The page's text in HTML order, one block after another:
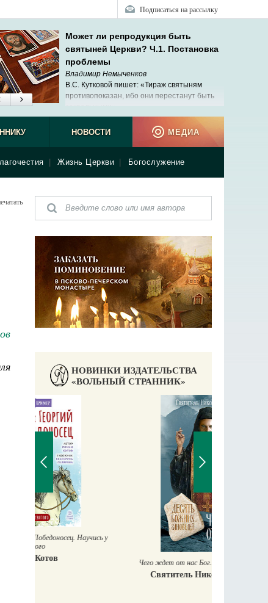
Подписаться на рассылку
Может ли репродукция быть
святыней Церкви? Ч.1. Постановка
проблемы
Владимир Немыченков
В.С. Кутковой пишет: «Тираж святыням
противопоказан, ибо они перестанут быть
Жизнь Церкви Богослужение
НОВОСТИ МЕДИА
НОВИНКИ ИЗДАТЕЛЬСТВА
«ВОЛЬНЫЙ СТРАННИК»
у
Чего ждет от нас Бог. 10 заповедей Божиих
Святитель Николай Сербский